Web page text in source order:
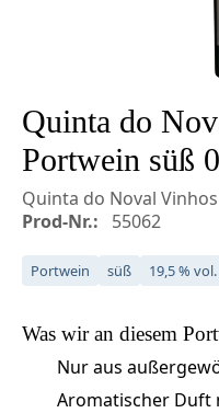
Quinta do
Portwein süß
Quinta do Noval Vinhos
Prod-Nr.:
55062
Portwein süß 19,5 % vol.
Was wir an diesem
Nur aus
Aromatischer Duft